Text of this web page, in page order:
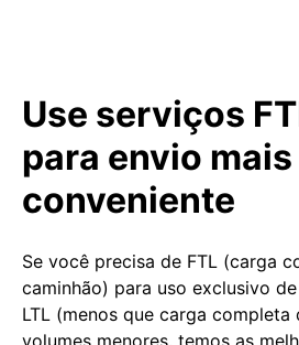
Use serviços
para envio mais
conveniente
Se você precisa de FTL (carga
caminhão) para uso exclusivo
LTL (menos que carga completa
volumes menores, temos as